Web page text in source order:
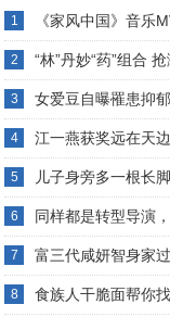
1 《家风中国》音乐
2 “林”丹妙“药”组合
3 女爱豆自曝罹患抑
4 江一燕获奖远在天
5 儿子身旁多一根长
6 同样都是转型导演
7 富三代咸妍智身家
8 食族人干脆面帮你